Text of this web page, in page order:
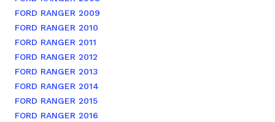
FORD RANGER 2009
FORD RANGER 2010
FORD RANGER 2011
FORD RANGER 2012
FORD RANGER 2013
FORD RANGER 2014
FORD RANGER 2015
FORD RANGER 2016